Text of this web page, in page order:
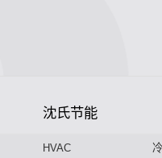
沈氏节能
HVAC